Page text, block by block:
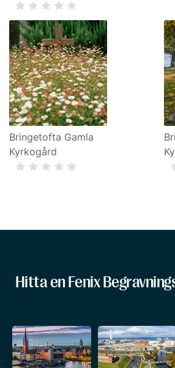
Bringetofta Gamla
Kyrkogård
Hitta en Fenix